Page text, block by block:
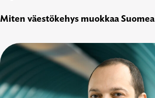
Miten väestökehys muokkaa Suomea